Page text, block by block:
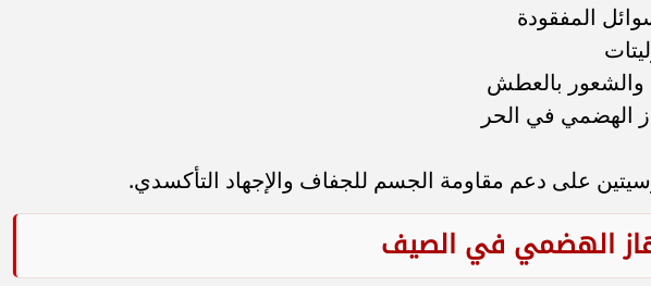
المفقودة
والشعور بالعطش
الهضمي في الحر
على دعم مقاومة الجسم للجفاف والإجهاد التأكسدي.
الهضمي في الصيف